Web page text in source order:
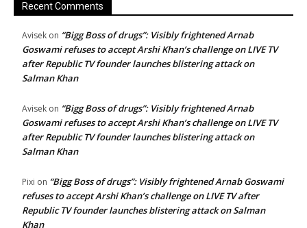
Recent Comments
Avisek on “Bigg Boss of drugs”: Visibly frightened Arnab
Goswami refuses to accept Arshi Khan’s challenge on LIVE TV
after Republic TV founder launches blistering attack on
Salman Khan
Avisek on “Bigg Boss of drugs”: Visibly frightened Arnab
Goswami refuses to accept Arshi Khan’s challenge on LIVE TV
after Republic TV founder launches blistering attack on
Salman Khan
Pixi on “Bigg Boss of drugs”: Visibly frightened Arnab Goswami
refuses to accept Arshi Khan’s challenge on LIVE TV after
Republic TV founder launches blistering attack on Salman
Khan